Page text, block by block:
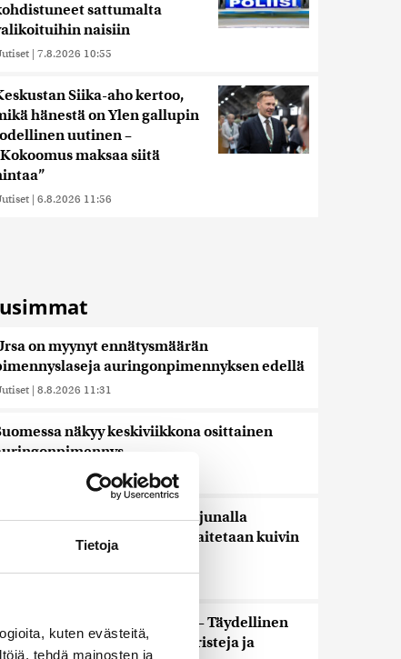
Tietoja
kuten evästeitä,
tehdä mainosten ja
sattumalta
naisiin
| 7.8.2026 10:55
Siika-aho kertoo,
hänestä on Ylen gallupin
uutinen –
maksaa siitä
| 6.8.2026 11:56
on myynyt ennätysmäärän
auringonpimennyksen edellä
| 8.8.2026 11:31
näkyy keskiviikkona osittainen
8.8.2026 11:30
viikolla Suomesta pääsee junalla
Haaparantaan, mutta matka taitetaan kuivin
”Se tuntuu maailmanlopulta” – Täydellinen
kiehtoo turisteja ja